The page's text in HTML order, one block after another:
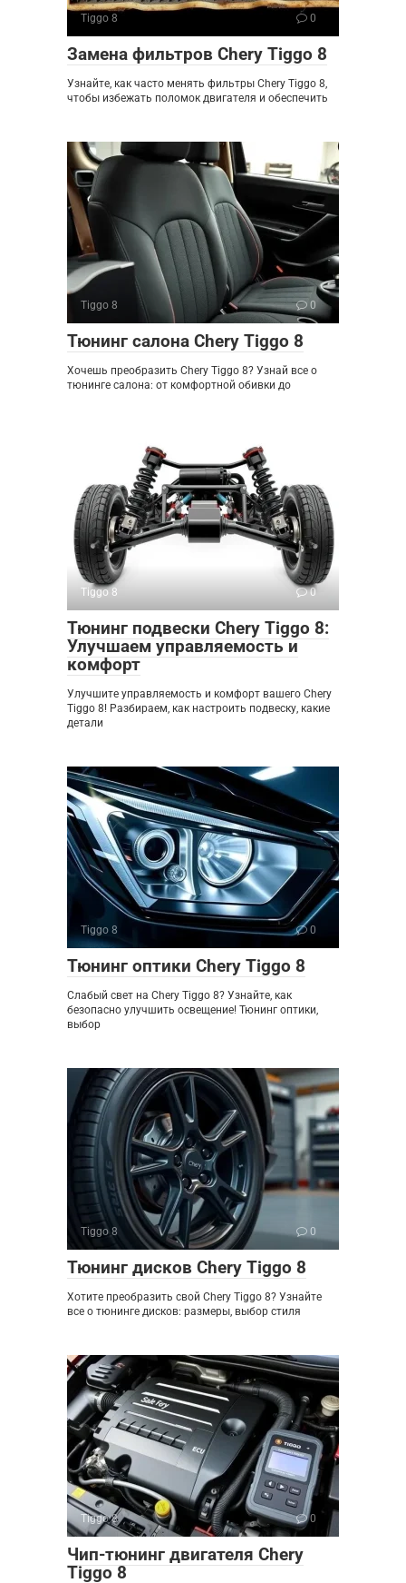
Tiggo 8 0
Замена фильтров Chery Tiggo 8
Узнайте, как часто менять фильтры Chery Tiggo 8,
чтобы избежать поломок двигателя и обеспечить
Tiggo 8 0
Тюнинг салона Chery Tiggo 8
Хочешь преобразить Chery Tiggo 8? Узнай все о
тюнинге салона: от комфортной обивки до
Tiggo 8 0
Тюнинг подвески Chery Tiggo 8:
Улучшаем управляемость и
комфорт
Улучшите управляемость и комфорт вашего Chery
Tiggo 8! Разбираем, как настроить подвеску, какие
детали
Tiggo 8 0
Тюнинг оптики Chery Tiggo 8
Слабый свет на Chery Tiggo 8? Узнайте, как
безопасно улучшить освещение! Тюнинг оптики,
выбор
Tiggo 8 0
Тюнинг дисков Chery Tiggo 8
Хотите преобразить свой Chery Tiggo 8? Узнайте
все о тюнинге дисков: размеры, выбор стиля
Tiggo 8 0
Чип-тюнинг двигателя Chery
Tiggo 8